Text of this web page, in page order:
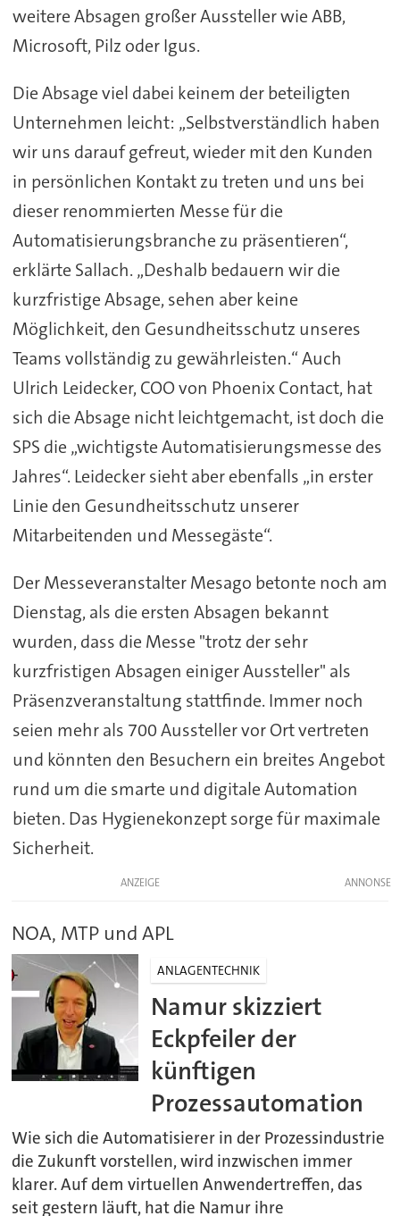
weitere Absagen großer Aussteller wie ABB,
Microsoft, Pilz oder Igus.
Die Absage viel dabei keinem der beteiligten
Unternehmen leicht: „Selbstverständlich haben
wir uns darauf gefreut, wieder mit den Kunden
in persönlichen Kontakt zu treten und uns bei
dieser renommierten Messe für die
Automatisierungsbranche zu präsentieren“,
erklärte Sallach. „Deshalb bedauern wir die
kurzfristige Absage, sehen aber keine
Möglichkeit, den Gesundheitsschutz unseres
Teams vollständig zu gewährleisten.“ Auch
Ulrich Leidecker, COO von Phoenix Contact, hat
sich die Absage nicht leichtgemacht, ist doch die
SPS die „wichtigste Automatisierungsmesse des
Jahres“. Leidecker sieht aber ebenfalls „in erster
Linie den Gesundheitsschutz unserer
Mitarbeitenden und Messegäste“.
Der Messeveranstalter Mesago betonte noch am
Dienstag, als die ersten Absagen bekannt
wurden, dass die Messe "trotz der sehr
kurzfristigen Absagen einiger Aussteller" als
Präsenzveranstaltung stattfinde. Immer noch
seien mehr als 700 Aussteller vor Ort vertreten
und könnten den Besuchern ein breites Angebot
rund um die smarte und digitale Automation
bieten. Das Hygienekonzept sorge für maximale
Sicherheit.
ANZEIGE
NOA, MTP und APL
ANLAGENTECHNIK
Namur skizziert
Eckpfeiler der
künftigen
Prozessautomation
Wie sich die Automatisierer in der Prozessindustrie
die Zukunft vorstellen, wird inzwischen immer
klarer. Auf dem virtuellen Anwendertreffen, das
seit gestern läuft, hat die Namur ihre